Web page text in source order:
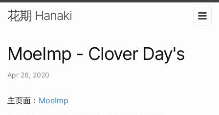
花期 Hanaki
MoeImp - Clover Day's
Apr 26, 2020
主页面： MoeImp